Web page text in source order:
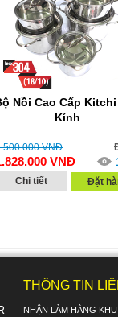
Nồi Cao Cấp Kitchi
Kính
VNĐ
VNĐ
Chi tiết Đặt
THÔNG TIN
NHẬN LÀM HÀNG